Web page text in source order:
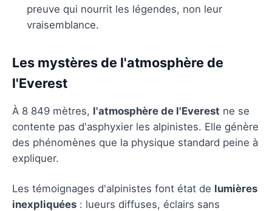
preuve qui nourrit les légendes, non leur
vraisemblance.
Les mystères de l'atmosphère de
l'Everest
À 8 849 mètres, l'atmosphère de l'Everest ne se
contente pas d'asphyxier les alpinistes. Elle génère
des phénomènes que la physique standard peine à
expliquer.
Les témoignages d'alpinistes font état de lumières
inexpliquées : lueurs diffuses, éclairs sans